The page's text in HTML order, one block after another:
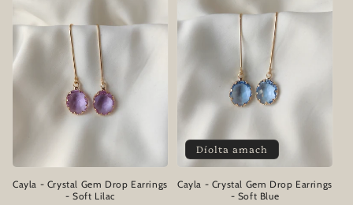
o
n
Cayla - Crystal Gem Drop Earrings
- Soft Lilac
Díolta amach
Cayla - Crystal Gem Drop Earrings
- Soft Blue